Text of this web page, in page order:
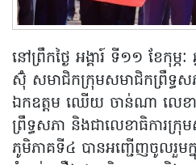
នៅព្រឹកថ្ងៃ អង្គារ៍ ទី១១ ខែកុម្
ស៊ុំ សមាជិកក្រុមសមាជិកព្រឹទ្ធស
ឯកឧត្ដម ឈើយ ចាន់ណា លេខា
ព្រឹទ្ធសភា និងជាលេខាធិការក្រុ
ភូមិភាគទី៤ បានអញ្ជើញចូល